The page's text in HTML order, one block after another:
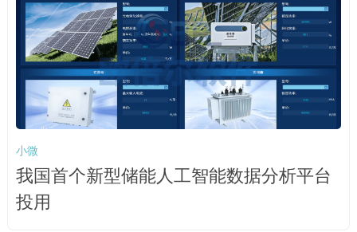
小微
我国首个新型储能人工智能数据分析平台
投用